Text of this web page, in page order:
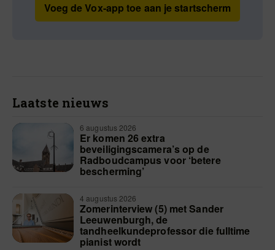
Voeg de Vox-app toe aan je startscherm
Laatste nieuws
6 augustus 2026
Er komen 26 extra
beveiligingscamera’s op de
Radboudcampus voor ‘betere
bescherming’
4 augustus 2026
Zomerinterview (5) met Sander
Leeuwenburgh, de
tandheelkundeprofessor die fulltime
pianist wordt